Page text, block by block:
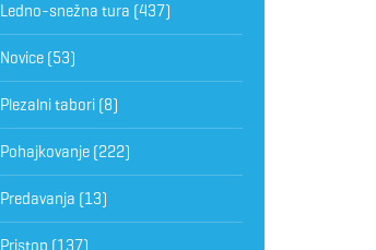
Ledno-snežna tura (437)
Novice(53)
Plezalni tabori(8)
Pohajkovanje(222)
Predavanja (13)
Pristop (137)